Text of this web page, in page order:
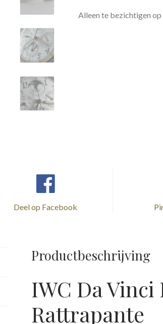
Alleen te bezichtigen
Deel op Facebook
Productbeschrijving
IWC Da
Rattrapante